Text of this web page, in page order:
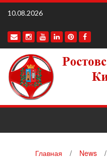
Наверх
10.08.2026
Главная / News /